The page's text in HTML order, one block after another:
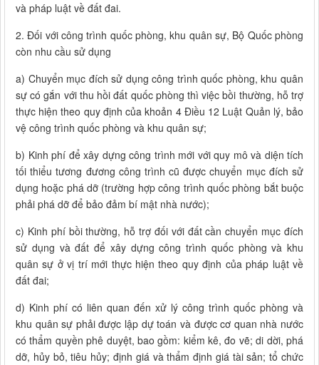
và pháp luật về đất đai.
2. Đối với công trình quốc phòng, khu quân sự, Bộ Quốc phòng
còn nhu cầu sử dụng
a) Chuyển mục đích sử dụng công trình quốc phòng, khu quân
sự có gắn với thu hồi đất quốc phòng thì việc bồi thường, hỗ trợ
thực hiện theo quy định của khoản 4 Điều 12 Luật Quản lý, bảo
vệ công trình quốc phòng và khu quân sự;
b) Kinh phí để xây dựng công trình mới với quy mô và diện tích
tối thiểu tương đương công trình cũ được chuyển mục đích sử
dụng hoặc phá dỡ (trường hợp công trình quốc phòng bắt buộc
phải phá dỡ để bảo đảm bí mật nhà nước);
c) Kinh phí bồi thường, hỗ trợ đối với đất cần chuyển mục đích
sử dụng và đất để xây dựng công trình quốc phòng và khu
quân sự ở vị trí mới thực hiện theo quy định của pháp luật về
đất đai;
d) Kinh phí có liên quan đến xử lý công trình quốc phòng và
khu quân sự phải được lập dự toán và được cơ quan nhà nước
có thẩm quyền phê duyệt, bao gồm: kiểm kê, đo vẽ; di dời, phá
dỡ, hủy bỏ, tiêu hủy; định giá và thẩm định giá tài sản; tổ chức